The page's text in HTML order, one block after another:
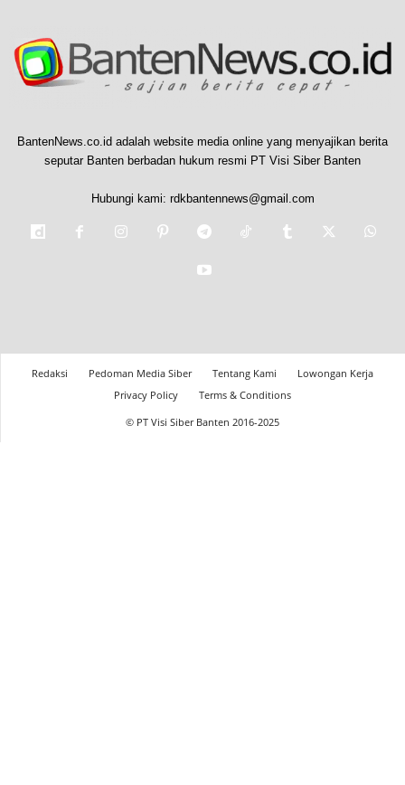
BantenNews.co.id adalah website media online yang menyajikan berita
seputar Banten berbadan hukum resmi PT Visi Siber Banten
Hubungi kami: rdkbantennews@gmail.com
Redaksi Pedoman Media Siber Tentang Kami
Lowongan Kerja
Privacy Policy
Terms & Conditions
© PT Visi Siber Banten 2016-2025